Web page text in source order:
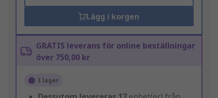
Lägg i korgen
GRATIS leverans för online beställningar
över 750,00 kr
I lager